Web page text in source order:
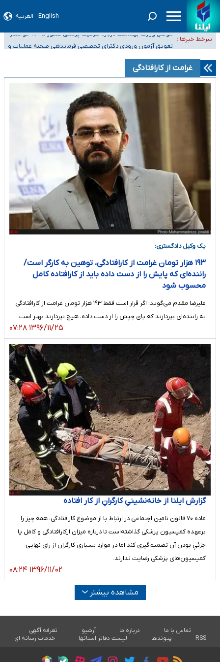
English العربیه
سرخط خبرها :
۴۰ تا ۵۰ روز گرمای نسبی در پیش داریم/ دمای تهران به ۳۸ درجه می‌رسد
موضع وزارت بهداشت درباره ظرفیت پزشکی کنکور ۱۴۰۵: خواستار
اصلاح ظرفیت‌ها هستیم، اما هنوز پاسخ مشخصی نگرفته‌ایم
تعویق آزمون ورودی دکترای تخصصی فرماندهی صحنه عملیات و
آخرین وضعیت شیوع عفونت‌های تنفسی در کشور/ خوزستان و کرمان بالاتر از
آستانه هشدار
غرامت از کارافتادگی
یک وکیل دادگستری:
۱۹۳ هزار تومان غرامت از کارافتادگی، توهین به کارگر است/
راننده‌ای که پایش را از دست داده باید از کارافتاده کامل
محسوب شود
علیرضا مقدم می‌گوید: اگر قرار است فقط ۱۹۳ هزار تومان غرامت از کارافتادگی
به راننده‌ای بپردازند که پای چپش را از دست داده، هیچ نپردازند بهتر است.
۱۳۹۶/۱۱/۲۵ ۰۷:۲۸
گزارش ایلنا از خانه‌نشینیِ کارگرانِ از کار افتاده
ماده ۷۰ قانون تامین اجتماعی در ارتباط با از موضوع کارافتادگی، همه چیز را
برعهده کمیسیون پزشکی گذاشته‌است تا درباره میزان ازکارافتادگی و کامل یا
جزئیِ بودن آن تصمیم‌گیری کند اما در موارد بسیاری کارگران از رای نهایی
کمیسیون‌های پزشکی رضایت ندارند.
۱۳۹۶/۱۱/۰۲ ۰۸:۲۴
مشاهده بیشتر
تماس با ما درباره ما آرشیو
تعرفه آگهی
RSS
پیوندها لیست دفاتر استانها خدمات رسانه ای